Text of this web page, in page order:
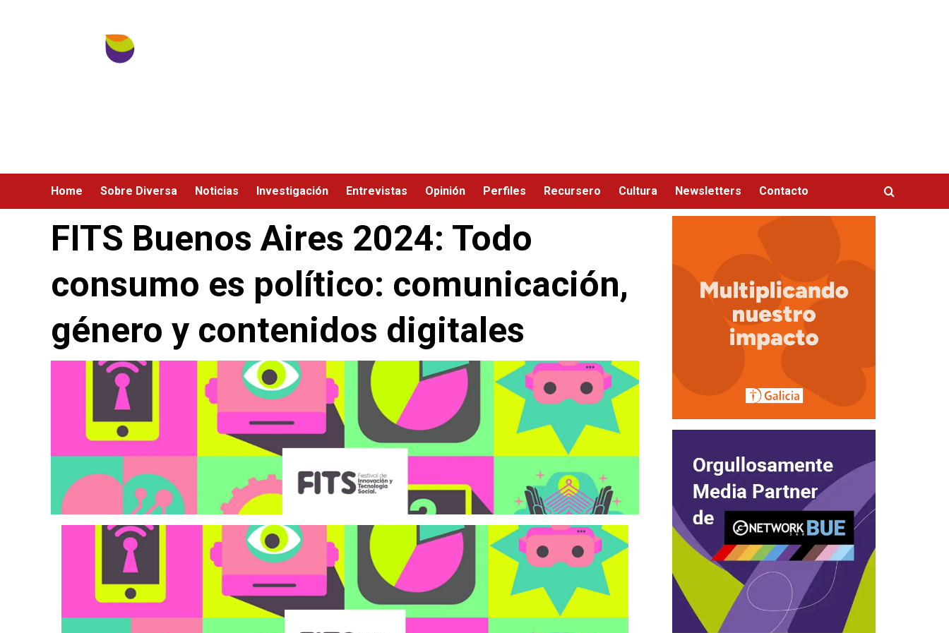
Home Sobre Diversa Noticias Investigación Entrevistas Opinión Perfiles Recursero Cultura Newsletters Contacto
FITS Buenos Aires 2024: Todo
consumo es político: comunicación,
género y contenidos digitales